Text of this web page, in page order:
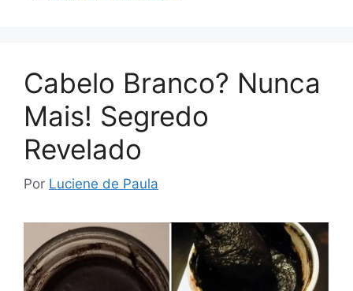
Cabelo Branco? Nunca
Mais! Segredo
Revelado
Por Luciene de Paula